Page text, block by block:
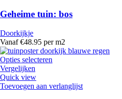
Geheime tuin: bos
Doorkijkje
Vanaf €48.95 per m2
Opties selecteren
Vergelijken
Quick view
Toevoegen aan verlanglijst